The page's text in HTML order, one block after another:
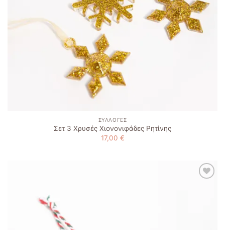
ΣΥΛΛΟΓΈΣ
Σετ 3 Χρυσές Χιονονιφάδες Ρητίνης
17,00 €